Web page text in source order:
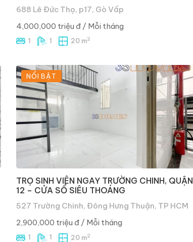
688 Lê Đức Thọ, p17, Gò Vấp
4,000,000 triệu đ / Mỗi tháng
1 1 20 m2
NỔI BẬT
TRỌ SINH VIÊN NGAY TRƯỜNG CHINH, QUẬN
12 – CỬA SỔ SIÊU THOÁNG
527 Trường Chinh, Đông Hưng Thuận, TP HCM
2,900,000 triệu đ / Mỗi tháng
1 1 20 m2